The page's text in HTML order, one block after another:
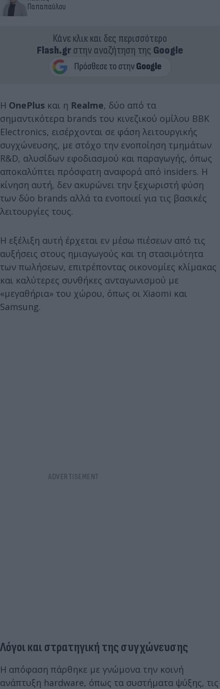
Παπαπαύλου
Κάνε κλικ και δες περισσότερο
Flash.grστην αναζήτηση της Google
Η OnePlus και η Realme, δύο από τα
σημαντικότερα brands του κινεζικού ομίλου BBK
Electronics, εισέρχονται σε φάση λειτουργικής
συγχώνευσης, με στόχο την ενοποίηση τμημάτων
R&D, αλυσίδων εφοδιασμού και παραγωγής, όπως
αποκαλύπτει πρόσφατη αναφορά από insiders. Η
κίνηση αυτή, δεν ακυρώνει την ξεχωριστή φύση
των δύο brands αλλά τα ενοποιεί για τις βασικές
λειτουργίες τους.
Η εξέλιξη αυτή έρχεται εν μέσω πιέσεων από τις
αυξήσεις στους ημιαγωγούς και τη στασιμότητα
των πωλήσεων, επιτρέποντας οικονομίες κλίμακας
και καλύτερες συνθήκες ανταγωνισμού με
«μεγαθήρια» του χώρου, όπως οι Xiaomi και
Samsung.
Λόγοι και στρατηγική της συγχώνευσης
Η απόφαση πάρθηκε με γνώμονα την κοινή
ανάπτυξη hardware, όπως τα συστήματα ψύξης, τις